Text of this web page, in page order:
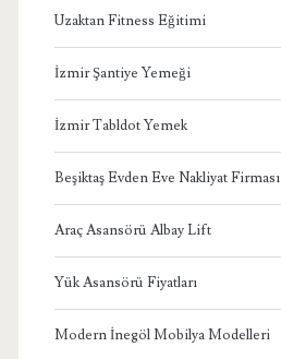
Uzaktan Fitness Eğitimi
İzmir Şantiye Yemeği
İzmir Tabldot Yemek
Beşiktaş Evden Eve Nakliyat Firması
Araç Asansörü Albay Lift
Yük Asansörü Fiyatları
Modern İnegöl Mobilya Modelleri